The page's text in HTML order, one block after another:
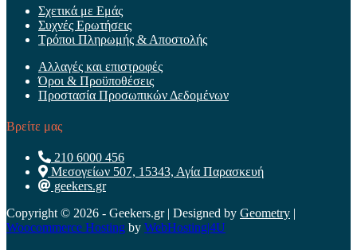
Σχετικά με Εμάς
Συχνές Ερωτήσεις
Τρόποι Πληρωμής & Αποστολής
Αλλαγές και επιστροφές
Όροι & Προϋποθέσεις
Προστασία Προσωπικών Δεδομένων
Βρείτε μας
210 6000 456
Μεσογείων 507, 15343, Αγία Παρασκευή
geekers.gr
Copyright © 2026 - Geekers.gr | Designed by Geometry
Woocommerce Hosting by WebHosting|4U